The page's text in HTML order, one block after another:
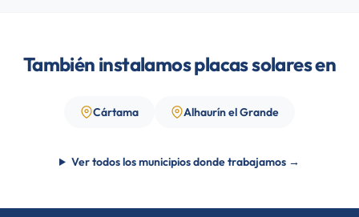
También instalamos placas solares en
Cártama Alhaurín el Grande
Ver todos los municipios donde trabajamos →